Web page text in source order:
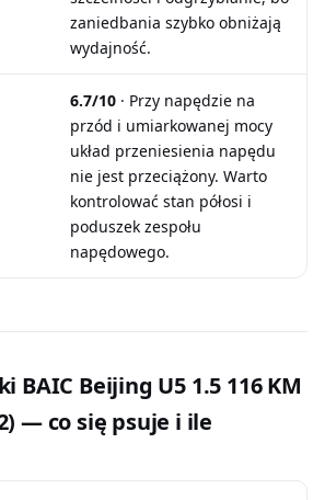
zaniedbania szybko obniżają
wydajność.
6.7/10 · Przy napędzie na
przód i umiarkowanej mocy
układ przeniesienia napędu
nie jest przeciążony. Warto
kontrolować stan półosi i
poduszek zespołu
napędowego.
BAIC Beijing U5 1.5 116 KM
— co się psuje i ile